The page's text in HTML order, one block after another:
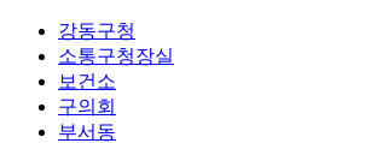
강동구청
소통구청장실
보건소
구의회
부서동